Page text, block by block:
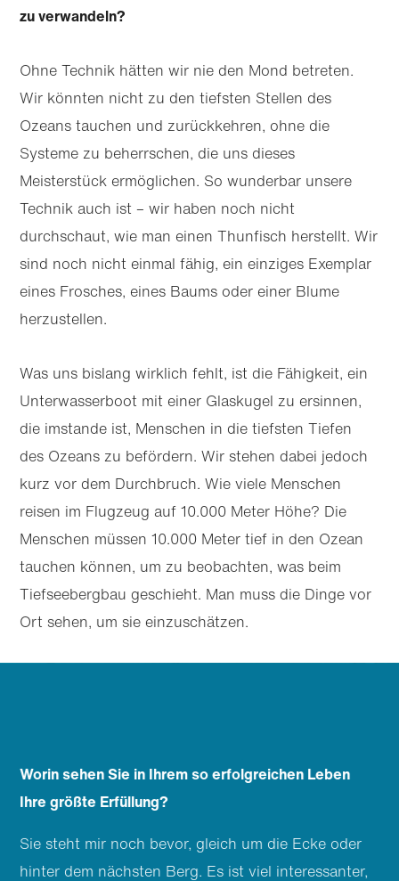
zu verwandeln?
Ohne Technik hätten wir nie den Mond betreten.
Wir könnten nicht zu den tiefsten Stellen des
Ozeans tauchen und zurückkehren, ohne die
Systeme zu beherrschen, die uns dieses
Meisterstück ermöglichen. So wunderbar unsere
Technik auch ist – wir haben noch nicht
durchschaut, wie man einen Thunfisch herstellt. Wir
sind noch nicht einmal fähig, ein einziges Exemplar
eines Frosches, eines Baums oder einer Blume
herzustellen.
Was uns bislang wirklich fehlt, ist die Fähigkeit, ein
Unterwasserboot mit einer Glaskugel zu ersinnen,
die imstande ist, Menschen in die tiefsten Tiefen
des Ozeans zu befördern. Wir stehen dabei jedoch
kurz vor dem Durchbruch. Wie viele Menschen
reisen im Flugzeug auf 10.000 Meter Höhe? Die
Menschen müssen 10.000 Meter tief in den Ozean
tauchen können, um zu beobachten, was beim
Tiefseebergbau geschieht. Man muss die Dinge vor
Ort sehen, um sie einzuschätzen.
Worin sehen Sie in Ihrem so erfolgreichen Leben
Ihre größte Erfüllung?
Sie steht mir noch bevor, gleich um die Ecke oder
hinter dem nächsten Berg. Es ist viel interessanter,